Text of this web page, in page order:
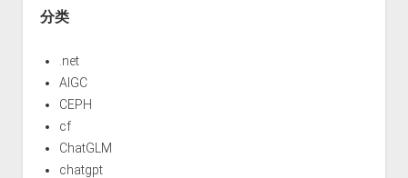
分类
.net
AIGC
CEPH
cf
ChatGLM
chatgpt